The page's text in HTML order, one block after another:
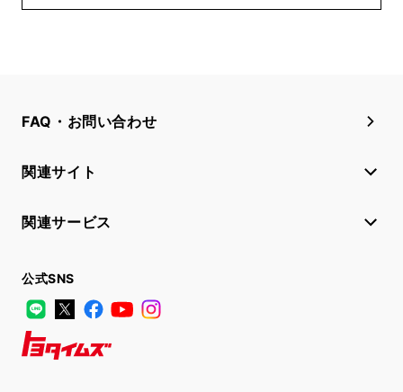
FAQ・お問い合わせ
関連サイト
関連サービス
公式SNS
LINE
X FacebookYouTube